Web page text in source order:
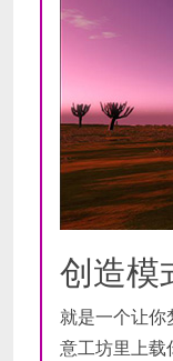
创造模
就是一个让你
意工坊里上载